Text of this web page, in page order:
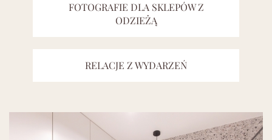
FOTOGRAFIE DLA SKLEPÓW Z
ODZIEŻĄ
RELACJE Z WYDARZEŃ